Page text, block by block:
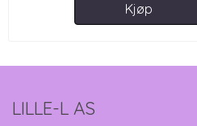
Kjøp
LILLE-L AS